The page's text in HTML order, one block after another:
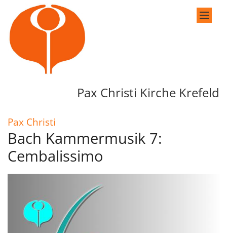
Zum Inhalt springen
Pax Christi Kirche Krefeld
Pax Christi
Bach Kammermusik 7:
Cembalissimo